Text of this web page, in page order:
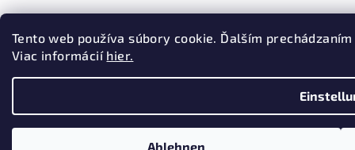
Tento web používa súbory cookie. Ďalším
Viac informácií hier.
Ablehnen